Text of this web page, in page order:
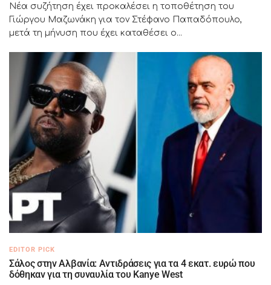
Νέα συζήτηση έχει προκαλέσει η τοποθέτηση του
Γιώργου Μαζωνάκη για τον Στέφανο Παπαδόπουλο,
μετά τη μήνυση που έχει καταθέσει ο...
EDITOR PICK
Σάλος στην Αλβανία: Αντιδράσεις για τα 4 εκατ. ευρώ που
δόθηκαν για τη συναυλία του Kanye West